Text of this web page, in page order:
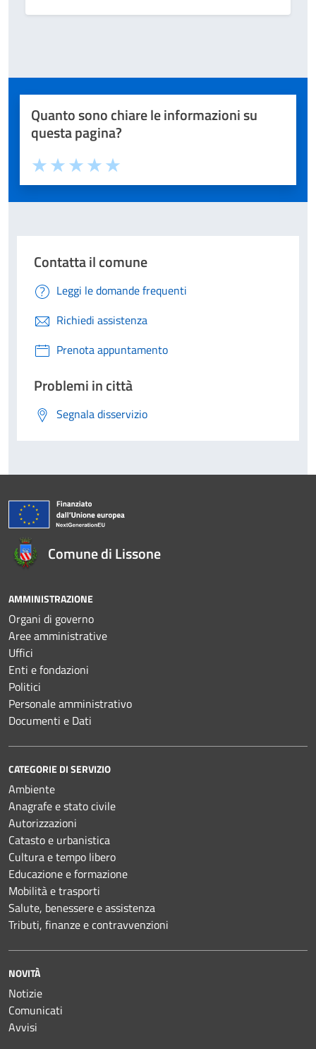
Quanto sono chiare le informazioni su
questa pagina?
Valuta 5 stelle su 5
Valuta 4 stelle su 5
Valuta 3 stelle su 5
Valuta 2 stelle su 5
Valuta 1 stelle su 5
Contatta il comune
Leggi le domande frequenti
Richiedi assistenza
Prenota appuntamento
Problemi in città
Segnala disservizio
Comune di Lissone
AMMINISTRAZIONE
Organi di governo
Aree amministrative
Uffici
Enti e fondazioni
Politici
Personale amministrativo
Documenti e Dati
CATEGORIE DI SERVIZIO
Ambiente
Anagrafe e stato civile
Autorizzazioni
Catasto e urbanistica
Cultura e tempo libero
Educazione e formazione
Mobilità e trasporti
Salute, benessere e assistenza
Tributi, finanze e contravvenzioni
NOVITÀ
Notizie
Comunicati
Avvisi